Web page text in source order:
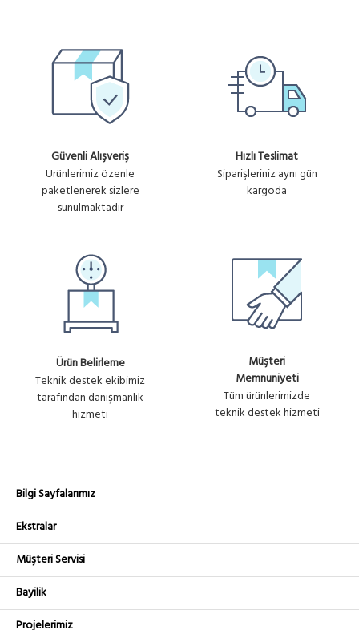
Güvenli Alışveriş
Ürünlerimiz özenle
paketlenerek sizlere
sunulmaktadır
Hızlı Teslimat
Siparişleriniz aynı gün
kargoda
Ürün Belirleme
Teknik destek ekibimiz
tarafından danışmanlık
hizmeti
Müşteri
Memnuniyeti
Tüm ürünlerimizde
teknik destek hizmeti
Bilgi Sayfalarımız
Ekstralar
Müşteri Servisi
Bayilik
Projelerimiz